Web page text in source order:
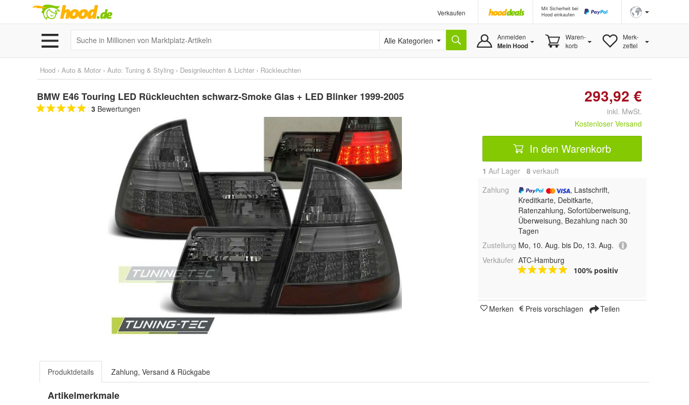
Verkaufen
Mit Sicherheit bei
Hood einkaufen
Alle Kategorien Anmelden
Mein Hood
Waren-
korb
Merk-
zettel
Hood › Auto & Motor › Auto: Tuning & Styling › Designleuchten & Lichter › Rückleuchten
BMW E46 Touring LED Rückleuchten schwarz-Smoke Glas + LED Blinker 1999-2005
3 Bewertungen
293,92 €
inkl. MwSt.
Kostenloser Versand
In den Warenkorb
1 Auf Lager 8 verkauft
Zahlung
, Lastschrift,
Kreditkarte, Debitkarte,
Ratenzahlung, Sofortüberweisung,
Überweisung, Bezahlung nach 30
Tagen
Zustellung Mo, 10. Aug. bis Do, 13. Aug.
Verkäufer ATC-Hamburg
100% positiv
Merken Preis vorschlagen Teilen
Produktdetails Zahlung, Versand & Rückgabe
Artikelmerkmale